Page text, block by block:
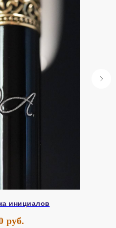
инициалов
руб.